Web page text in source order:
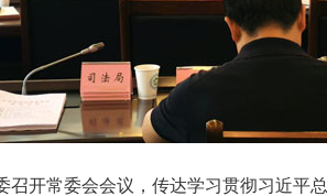
召开常委会会议，传达学习贯彻习近平